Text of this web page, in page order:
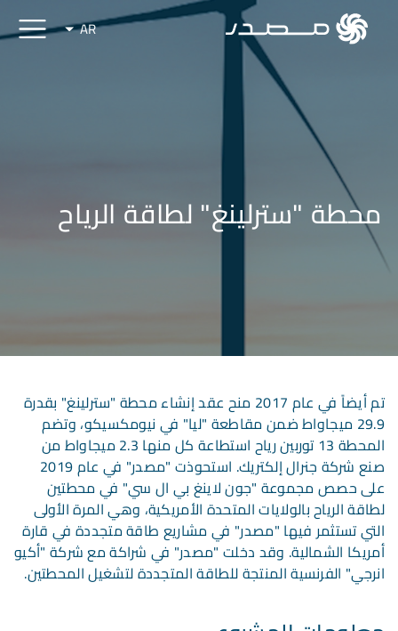
AR
محطة "سترلينغ" لطاقة الرياح
تم أيضاً في عام 2017 منح عقد إنشاء محطة "سترلينغ" بقدرة
29.9 ميجاواط ضمن مقاطعة "ليا" في نيومكسيكو، وتضم
المحطة 13 توربين رياح استطاعة كل منها 2.3 ميجاواط من
صنع شركة جنرال إلكتريك. استحوذت "مصدر" في عام 2019
على حصص مجموعة "جون لاينغ بي ال سي" في محطتين
لطاقة الرياح بالولايات المتحدة الأمريكية، وهي المرة الأولى
التي تستثمر فيها "مصدر" في مشاريع طاقة متجددة في قارة
أمريكا الشمالية. وقد دخلت "مصدر" في شراكة مع شركة "أكيو
انرجي" الفرنسية المنتجة للطاقة المتجددة لتشغيل المحطتين.